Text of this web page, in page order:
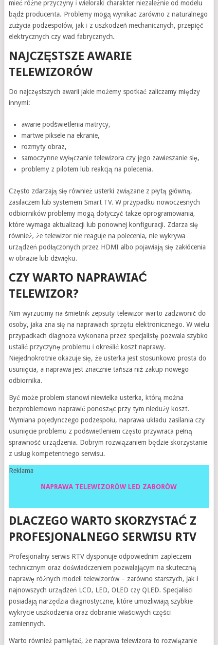
mieć różne przyczyny i wieloraki charakter niezależnie od modelu
bądź producenta. Problemy mogą wynikać zarówno z naturalnego
zużycia podzespołów, jak i z uszkodzeń mechanicznych, przepięć
elektrycznych czy wad fabrycznych.
NAJCZĘSTSZE AWARIE
TELEWIZORÓW
Do najczęstszych awarii jakie możemy spotkać zaliczamy między
innymi:
awarie podświetlenia matrycy,
martwe piksele na ekranie,
rozmyty obraz,
samoczynne wyłączanie telewizora czy jego zawieszanie się,
problemy z pilotem lub reakcją na polecenia.
Często zdarzają się również usterki związane z płytą główną,
zasilaczem lub systemem Smart TV. W przypadku nowoczesnych
odbiorników problemy mogą dotyczyć także oprogramowania,
które wymaga aktualizacji lub ponownej konfiguracji. Zdarza się
również, że telewizor nie reaguje na polecenia, nie wykrywa
urządzeń podłączonych przez HDMI albo pojawiają się zakłócenia
w obrazie lub dźwięku.
CZY WARTO NAPRAWIAĆ
TELEWIZOR?
Nim wyrzucimy na śmietnik zepsuty telewizor warto zadzwonić do
osoby, jaka zna się na naprawach sprzętu elektronicznego. W wielu
przypadkach diagnoza wykonana przez specjalistę pozwala szybko
ustalić przyczynę problemu i określić koszt naprawy.
Niejednokrotnie okazuje się, że usterka jest stosunkowo prosta do
usunięcia, a naprawa jest znacznie tańsza niż zakup nowego
odbiornika.
Być może problem stanowi niewielka usterka, którą można
bezproblemowo naprawić ponosząc przy tym nieduży koszt.
Wymiana pojedynczego podzespołu, naprawa układu zasilania czy
usunięcie problemu z podświetleniem często przywraca pełną
sprawność urządzenia. Dobrym rozwiązaniem będzie skorzystanie
z usług kompetentnego serwisu.
Reklama
NAPRAWA TELEWIZORÓW LED ZABORÓW
DLACZEGO WARTO SKORZYSTAĆ Z
PROFESJONALNEGO SERWISU RTV
Profesjonalny serwis RTV dysponuje odpowiednim zapleczem
technicznym oraz doświadczeniem pozwalającym na skuteczną
naprawę różnych modeli telewizorów – zarówno starszych, jak i
najnowszych urządzeń LCD, LED, OLED czy QLED. Specjaliści
posiadają narzędzia diagnostyczne, które umożliwiają szybkie
wykrycie uszkodzenia oraz dobranie właściwych części
zamiennych.
Warto również pamiętać, że naprawa telewizora to rozwiązanie